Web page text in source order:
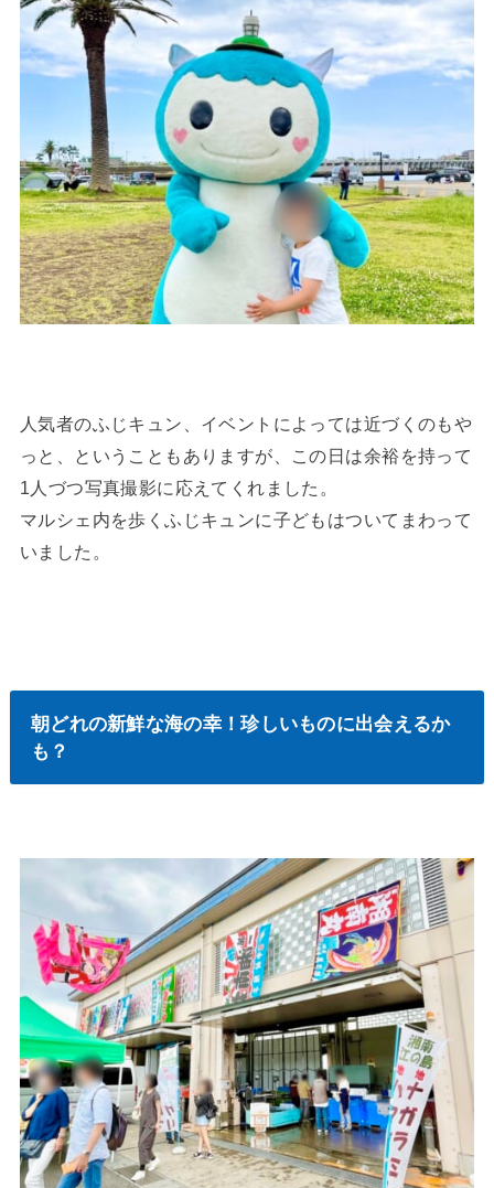
人気者のふじキュン、イベントによっては近づくのもや
っと、ということもありますが、この日は余裕を持って
1人づつ写真撮影に応えてくれました。
マルシェ内を歩くふじキュンに子どもはついてまわって
いました。
朝どれの新鮮な海の幸！珍しいものに出会えるか
も？